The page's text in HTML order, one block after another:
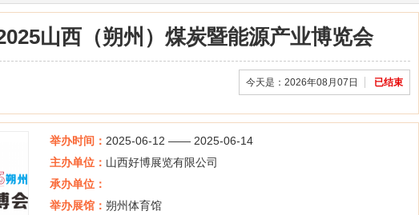
2013年部分节假日安排
公布
山西（朔州）煤炭暨能源产业博览会
今天是：2026年08月07日 已结束
举办时间： 2025-06-12 —— 2025-06-14
主办单位： 山西好博展览有限公司
承办单位：
举办展馆： 朔州体育馆